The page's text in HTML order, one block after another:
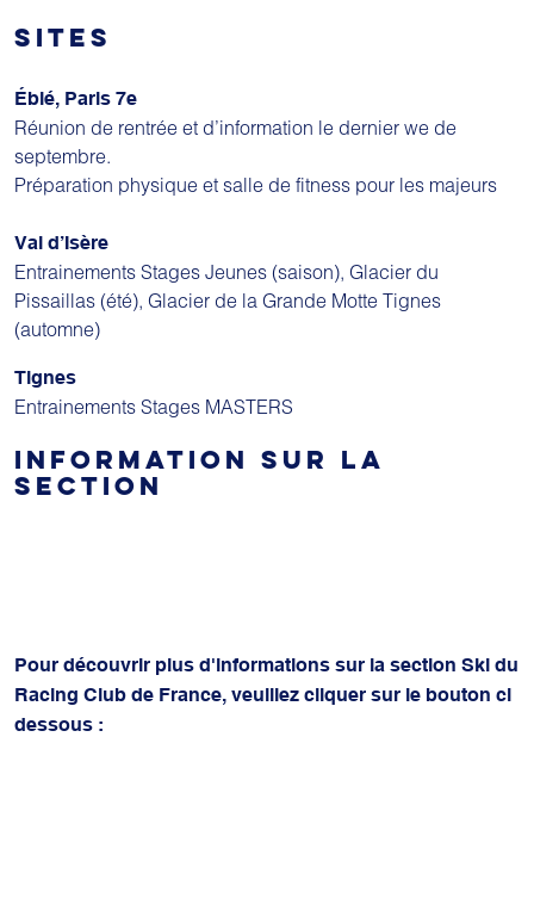
SITES
Éblé, Paris 7e
Réunion de rentrée et d’information le dernier we de
septembre.
Préparation physique et salle de fitness pour les majeurs
Val d’Isère
Entrainements Stages Jeunes (saison), Glacier du
Pissaillas (été), Glacier de la Grande Motte Tignes
(automne)
Tignes
Entrainements Stages MASTERS
INFORMATION SUR LA
SECTION
Pour découvrir plus d'informations sur la section Ski du
Racing Club de France, veuillez cliquer sur le bouton ci
dessous :